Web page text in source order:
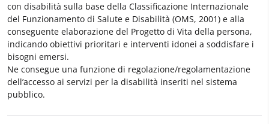
con disabilità sulla base della Classificazione Internazionale
del Funzionamento di Salute e Disabilità (OMS, 2001) e alla
conseguente elaborazione del Progetto di Vita della persona,
indicando obiettivi prioritari e interventi idonei a soddisfare i
bisogni emersi.
Ne consegue una funzione di regolazione/regolamentazione
dell’accesso ai servizi per la disabilità inseriti nel sistema
pubblico.